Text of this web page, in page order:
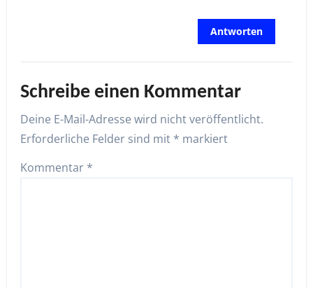
Antworten
Schreibe einen Kommentar
Deine E-Mail-Adresse wird nicht veröffentlicht.
Erforderliche Felder sind mit * markiert
Kommentar *